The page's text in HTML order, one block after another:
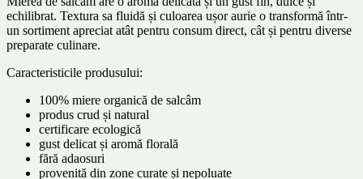
echilibrat. Textura sa fluidă și culoarea ușor aurie o transformă într-
un sortiment apreciat atât pentru consum direct, cât și pentru diverse
preparate culinare.
Caracteristicile produsului:
100% miere organică de salcâm
produs crud și natural
certificare ecologică
gust delicat și aromă florală
fără adaosuri
provenită din zone curate și nepoluate